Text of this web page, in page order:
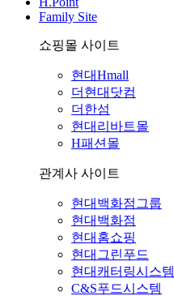
Family Site
쇼핑몰 사이트
현대Hmall
더현대닷컴
더한섬
현대리바트몰
H패션몰
관계사 사이트
현대백화점그룹
현대백화점
현대홈쇼핑
현대그린푸드
현대캐터링시스템
C&S푸드시스템